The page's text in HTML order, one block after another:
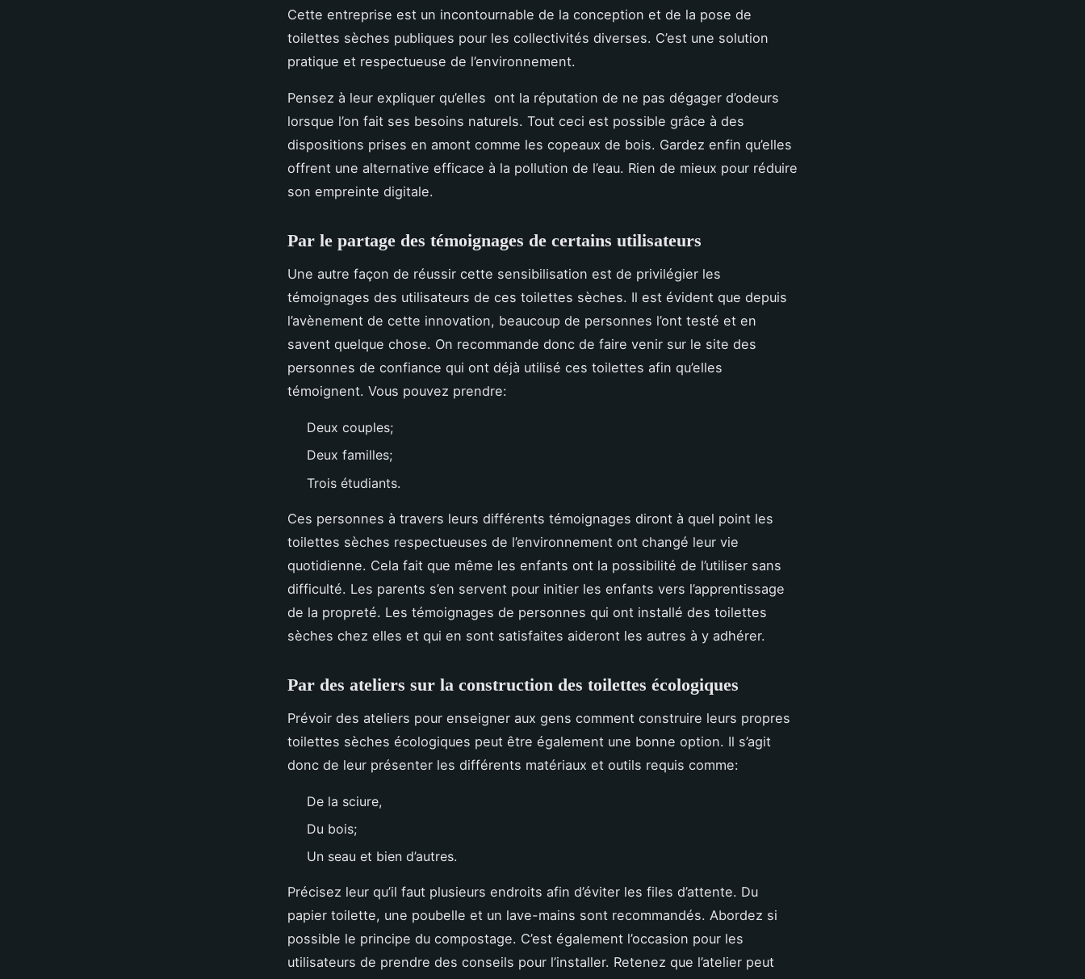
Cette entreprise est un incontournable de la conception et de la pose de
toilettes sèches publiques pour les collectivités diverses. C’est une solution
pratique et respectueuse de l’environnement.
Pensez à leur expliquer qu’elles ont la réputation de ne pas dégager d’odeurs
lorsque l’on fait ses besoins naturels. Tout ceci est possible grâce à des
dispositions prises en amont comme les copeaux de bois. Gardez enfin qu’elles
offrent une alternative efficace à la pollution de l’eau. Rien de mieux pour réduire
son empreinte digitale.
Par le partage des témoignages de certains utilisateurs
Une autre façon de réussir cette sensibilisation est de privilégier les
témoignages des utilisateurs de ces toilettes sèches. Il est évident que depuis
l’avènement de cette innovation, beaucoup de personnes l’ont testé et en
savent quelque chose. On recommande donc de faire venir sur le site des
personnes de confiance qui ont déjà utilisé ces toilettes afin qu’elles
témoignent. Vous pouvez prendre:
Deux couples;
Deux familles;
Trois étudiants.
Ces personnes à travers leurs différents témoignages diront à quel point les
toilettes sèches respectueuses de l’environnement ont changé leur vie
quotidienne. Cela fait que même les enfants ont la possibilité de l’utiliser sans
difficulté. Les parents s’en servent pour initier les enfants vers l’apprentissage
de la propreté. Les témoignages de personnes qui ont installé des toilettes
sèches chez elles et qui en sont satisfaites aideront les autres à y adhérer.
Par des ateliers sur la construction des toilettes écologiques
Prévoir des ateliers pour enseigner aux gens comment construire leurs propres
toilettes sèches écologiques peut être également une bonne option. Il s’agit
donc de leur présenter les différents matériaux et outils requis comme:
De la sciure,
Du bois;
Un seau et bien d’autres.
Précisez leur qu’il faut plusieurs endroits afin d’éviter les files d’attente. Du
papier toilette, une poubelle et un lave-mains sont recommandés. Abordez si
possible le principe du compostage. C’est également l’occasion pour les
utilisateurs de prendre des conseils pour l’installer. Retenez que l’atelier peut